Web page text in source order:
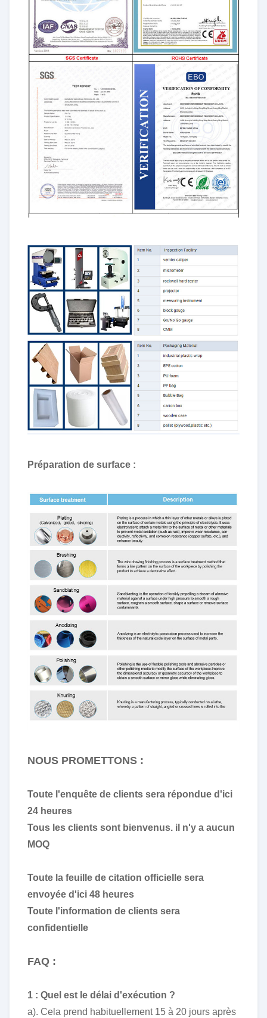
Préparation de surface :
NOUS PROMETTONS :
Toute l'enquête de clients sera répondue d'ici
24 heures
Tous les clients sont bienvenus. il n'y a aucun
MOQ
Toute la feuille de citation officielle sera
envoyée d'ici 48 heures
Toute l'information de clients sera
confidentielle
FAQ :
1 : Quel est le délai d'exécution ?
a). Cela prend habituellement 15 à 20 jours après